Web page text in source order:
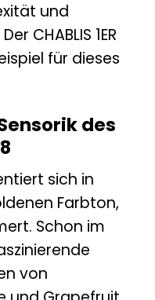
und
CHABLIS 1ER
für dieses
des
sich in
Farbton,
Schon im
von